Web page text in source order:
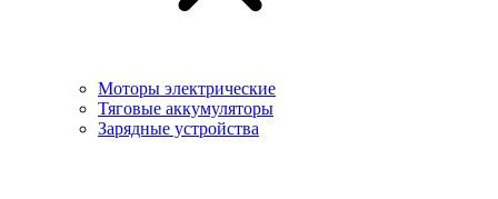
Моторы электрические
Тяговые аккумуляторы
Зарядные устройства